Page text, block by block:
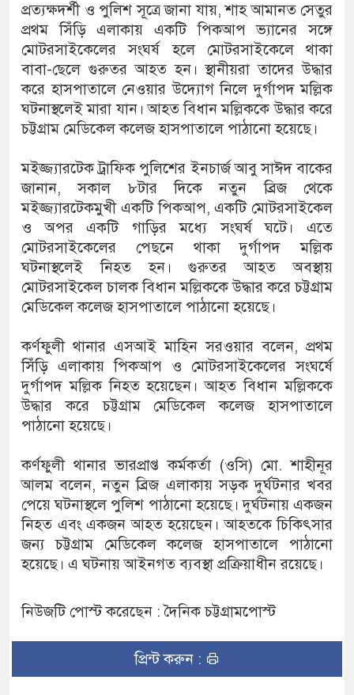
প্রত্যক্ষদর্শী ও পুলিশ সূত্রে জানা যায়, শাহ আমানত সেতুর
প্রথম সিঁড়ি এলাকায় একটি পিকআপ ভ্যানের সঙ্গে
মোটরসাইকেলের সংঘর্ষ হলে মোটরসাইকেলে থাকা
বাবা-ছেলে গুরুতর আহত হন। স্থানীয়রা তাদের উদ্ধার
করে হাসপাতালে নেওয়ার উদ্যোগ নিলে দুর্গাপদ মল্লিক
ঘটনাস্থলেই মারা যান। আহত বিধান মল্লিককে উদ্ধার করে
চট্টগ্রাম মেডিকেল কলেজ হাসপাতালে পাঠানো হয়েছে।
মইজ্জ্যারটেক ট্রাফিক পুলিশের ইনচার্জ আবু সাঈদ বাকের
জানান, সকাল ৮টার দিকে নতুন ব্রিজ থেকে
মইজ্জ্যারটেকমুখী একটি পিকআপ, একটি মোটরসাইকেল
ও অপর একটি গাড়ির মধ্যে সংঘর্ষ ঘটে। এতে
মোটরসাইকেলের পেছনে থাকা দুর্গাপদ মল্লিক
ঘটনাস্থলেই নিহত হন। গুরুতর আহত অবস্থায়
মোটরসাইকেল চালক বিধান মল্লিককে উদ্ধার করে চট্টগ্রাম
মেডিকেল কলেজ হাসপাতালে পাঠানো হয়েছে।
কর্ণফুলী থানার এসআই মাহিন সরওয়ার বলেন, প্রথম
সিঁড়ি এলাকায় পিকআপ ও মোটরসাইকেলের সংঘর্ষে
দুর্গাপদ মল্লিক নিহত হয়েছেন। আহত বিধান মল্লিককে
উদ্ধার করে চট্টগ্রাম মেডিকেল কলেজ হাসপাতালে
পাঠানো হয়েছে।
কর্ণফুলী থানার ভারপ্রাপ্ত কর্মকর্তা (ওসি) মো. শাহীনূর
আলম বলেন, নতুন ব্রিজ এলাকায় সড়ক দুর্ঘটনার খবর
পেয়ে ঘটনাস্থলে পুলিশ পাঠানো হয়েছে। দুর্ঘটনায় একজন
নিহত এবং একজন আহত হয়েছেন। আহতকে চিকিৎসার
জন্য চট্টগ্রাম মেডিকেল কলেজ হাসপাতালে পাঠানো
হয়েছে। এ ঘটনায় আইনগত ব্যবস্থা প্রক্রিয়াধীন রয়েছে।
নিউজটি পোস্ট করেছেন : দৈনিক চট্টগ্রামপোস্ট
প্রিন্ট করুন :